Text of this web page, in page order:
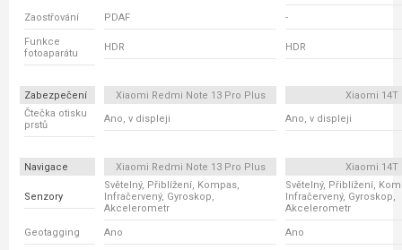
Zaostřování PDAF -
Funkce
fotoaparátu
HDR HDR
Zabezpečení Xiaomi Redmi Note 13 Pro Plus
Xiaomi 14T
Čtečka otisku
prstů
Ano, v displeji Ano, v displeji
Navigace Xiaomi Redmi Note 13 Pro Plus Xiaomi 14T
Senzory
Světelný, Přiblížení, Kompas,
Infračervený, Gyroskop,
Akcelerometr
Světelný, Přiblížení,
Infračervený, Gyroskop,
Akcelerometr
Geotagging Ano Ano